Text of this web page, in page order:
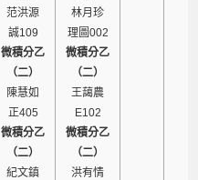
范洪源
誠109
微積分乙
（二）
陳慧如
正405
微積分乙
（二）
紀文鎮
林月珍
理圖002
微積分乙
（二）
王藹農
E102
微積分乙
（二）
洪有情